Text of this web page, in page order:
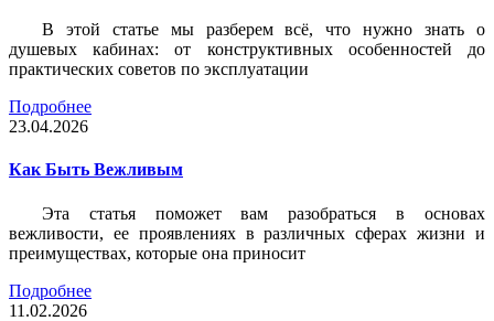
В этой статье мы разберем всё, что нужно знать о
душевых кабинах: от конструктивных особенностей до
практических советов по эксплуатации
Подробнее
23.04.2026
Как Быть Вежливым
Эта статья поможет вам разобраться в основах
вежливости, ее проявлениях в различных сферах жизни и
преимуществах, которые она приносит
Подробнее
11.02.2026